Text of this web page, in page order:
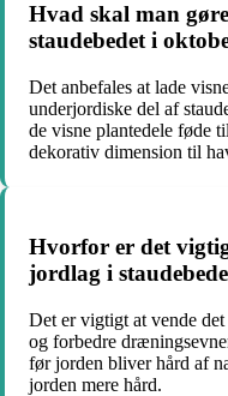
Hvad skal man
staudebedet i
Det anbefales at lade
underjordiske del af
de visne plantedele føde
dekorativ dimension til
Hvorfor er det
jordlag i
Det er vigtigt at vende
og forbedre
før jorden bliver hård af
jorden mere hård.